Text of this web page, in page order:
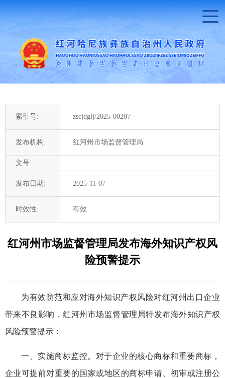
索引号: zscjdglj/2025-00207
发布机构: 红河州市场监督管理局
文号:
发布日期: 2025-11-07
时效性: 有效
红河州市场监督管理局发布海外知识产权风
险预警提示
为有效防范和应对海外知识产权风险对红河州出口企业
带来不良影响，红河州市场监督管理局特发布海外知识产权
风险预警提示：
一、实施商标监控。对于企业的核心商标和重要商标，
企业可提前对重要的国家或地区的商标申请、初审或注册公